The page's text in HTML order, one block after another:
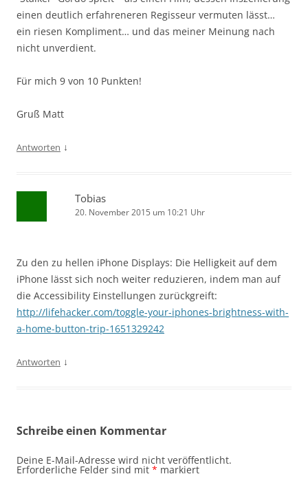
einen deutlich erfahreneren Regisseur vermuten lässt…
ein riesen Kompliment… und das meiner Meinung nach
nicht unverdient.
Für mich 9 von 10 Punkten!
Gruß Matt
Antworten ↓
Tobias
20. November 2015 um 10:21 Uhr
Zu den zu hellen iPhone Displays: Die Helligkeit auf dem
iPhone lässt sich noch weiter reduzieren, indem man auf
die Accessibility Einstellungen zurückgreift:
http://lifehacker.com/toggle-your-iphones-brightness-with-
a-home-button-trip-1651329242
Antworten ↓
Schreibe einen Kommentar
Deine E-Mail-Adresse wird nicht veröffentlicht.
Erforderliche Felder sind mit * markiert